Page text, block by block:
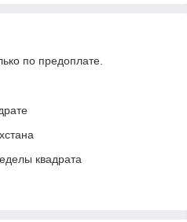
по предоплате.
квадрата